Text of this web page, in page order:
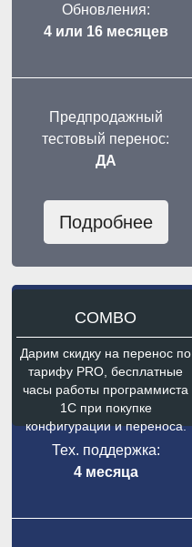
Обновления:
4 или 16 месяцев
Предпродажный
тестовый перенос:
ДА
Подробнее
COMBO
Дарим скидку на перенос по
тарифу PRO, бесплатные
часы работы программиста
1С при покупке
конфигурации и переноса.
Тех. поддержка:
4 месяца